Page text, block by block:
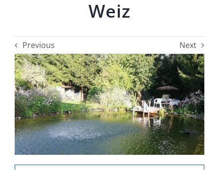
Weiz
Previous Next